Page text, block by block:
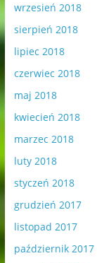
wrzesień 2018
sierpień 2018
lipiec 2018
czerwiec 2018
maj 2018
kwiecień 2018
marzec 2018
luty 2018
styczeń 2018
grudzień 2017
listopad 2017
październik 2017